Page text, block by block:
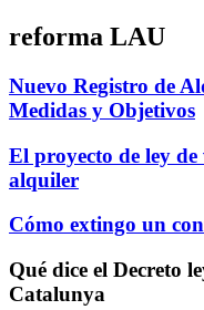
reforma LAU
Nuevo Registro de
Medidas y Objetivos
El proyecto de ley
alquiler
Cómo extingo un
Qué dice el Decreto
Catalunya